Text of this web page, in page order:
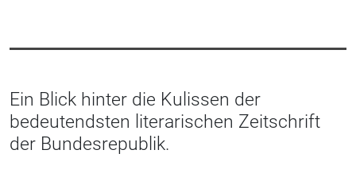
Ein Blick hinter die Kulissen der
bedeutendsten literarischen Zeitschrift
der Bundesrepublik.